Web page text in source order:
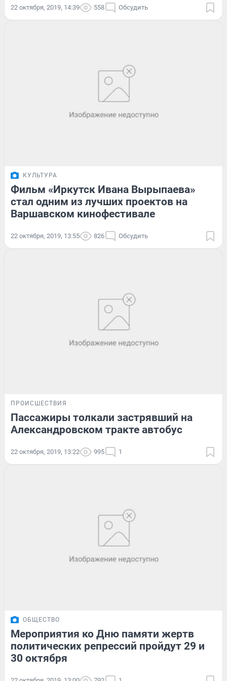
22 октября, 2019, 14:39 558 Обсудить
КУЛЬТУРА
Фильм «Иркутск Ивана Вырыпаева»
стал одним из лучших проектов на
Варшавском кинофестивале
22 октября, 2019, 13:55 826 Обсудить
ПРОИСШЕСТВИЯ
Пассажиры толкали застрявший на
Александровском тракте автобус
22 октября, 2019, 13:22 995 1
ОБЩЕСТВО
Мероприятия ко Дню памяти жертв
политических репрессий пройдут 29 и
30 октября